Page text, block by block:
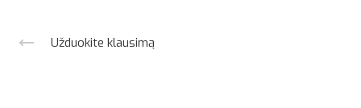
Užduokite klausimą